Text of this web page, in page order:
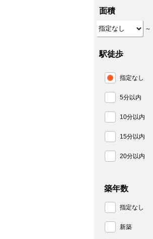
面積
～
駅徒歩
指定なし
5分以内
10分以内
15分以内
20分以内
築年数
指定なし
新築